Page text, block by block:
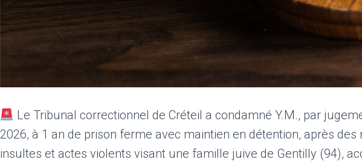
Le Tribunal correctionnel de Créteil a condamné Y.M., par
2026, à 1 an de prison ferme avec maintien en détention, après des
insultes et actes violents visant une famille juive de Gentilly (94),